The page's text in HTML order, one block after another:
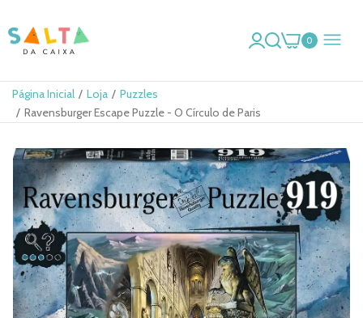
0
Página Inicial Loja
Puzzles
Ravensburger Escape Puzzle - O Círculo de Paris